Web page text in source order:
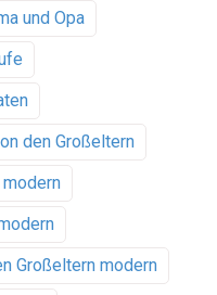
und Opa
den Großeltern
Großeltern modern